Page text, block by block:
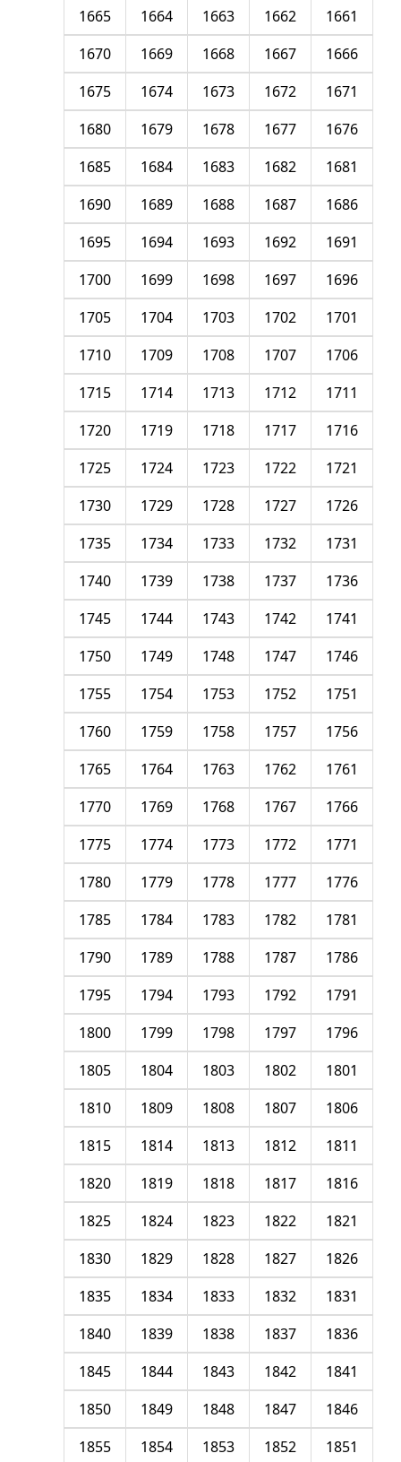
1661
1662
1663
1664
1665
1666
1667
1668
1669
1670
1671
1672
1673
1674
1675
1676
1677
1678
1679
1680
1681
1682
1683
1684
1685
1686
1687
1688
1689
1690
1691
1692
1693
1694
1695
1696
1697
1698
1699
1700
1701
1702
1703
1704
1705
1706
1707
1708
1709
1710
1711
1712
1713
1714
1715
1716
1717
1718
1719
1720
1721
1722
1723
1724
1725
1726
1727
1728
1729
1730
1731
1732
1733
1734
1735
1736
1737
1738
1739
1740
1741
1742
1743
1744
1745
1746
1747
1748
1749
1750
1751
1752
1753
1754
1755
1756
1757
1758
1759
1760
1761
1762
1763
1764
1765
1766
1767
1768
1769
1770
1771
1772
1773
1774
1775
1776
1777
1778
1779
1780
1781
1782
1783
1784
1785
1786
1787
1788
1789
1790
1791
1792
1793
1794
1795
1796
1797
1798
1799
1800
1801
1802
1803
1804
1805
1806
1807
1808
1809
1810
1811
1812
1813
1814
1815
1816
1817
1818
1819
1820
1821
1822
1823
1824
1825
1826
1827
1828
1829
1830
1831
1832
1833
1834
1835
1836
1837
1838
1839
1840
1841
1842
1843
1844
1845
1846
1847
1848
1849
1850
1851
1852
1853
1854
1855